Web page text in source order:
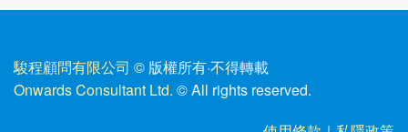
駿程顧問有限公司 © 版權所有·不得轉載
Onwards Consultant Ltd. © All rights reserved.